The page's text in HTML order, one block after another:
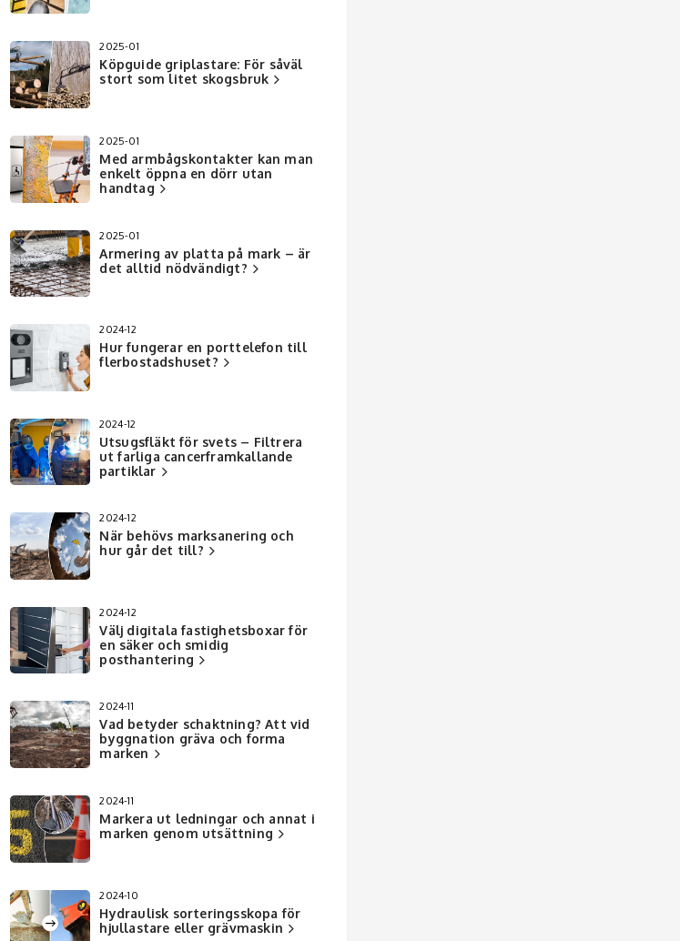
2025-01
Köpguide griplastare: För såväl
stort som litet skogsbruk
2025-01
Med armbågskontakter kan man
enkelt öppna en dörr utan
handtag
2025-01
Armering av platta på mark – är
det alltid nödvändigt?
2024-12
Hur fungerar en porttelefon till
flerbostadshuset?
2024-12
Utsugsfläkt för svets – Filtrera
ut farliga cancerframkallande
partiklar
2024-12
När behövs marksanering och
hur går det till?
2024-12
Välj digitala fastighetsboxar för
en säker och smidig
posthantering
2024-11
Vad betyder schaktning? Att vid
byggnation gräva och forma
marken
2024-11
Markera ut ledningar och annat i
marken genom utsättning
2024-10
Hydraulisk sorteringsskopa för
hjullastare eller grävmaskin